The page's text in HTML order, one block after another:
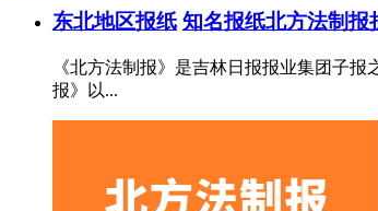
东北地区报纸 知名报纸北方法制报
《北方法制报》是吉林日报报业集团子
报》以...